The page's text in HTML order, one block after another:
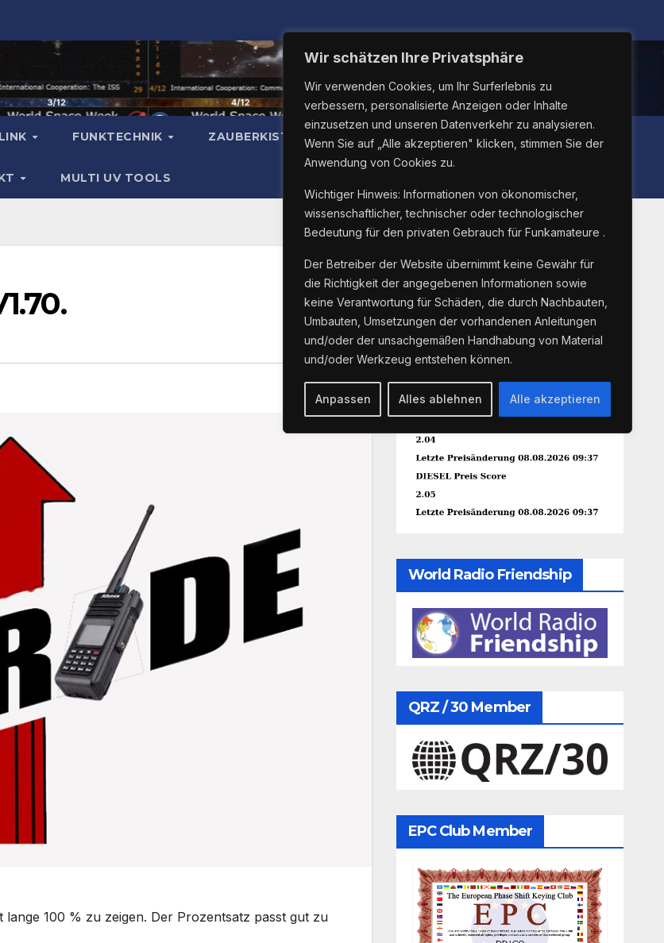
Wir schätzen Ihre Privatsphäre
Wir verwenden Cookies, um Ihr Surferlebnis zu
verbessern, personalisierte Anzeigen oder Inhalte
einzusetzen und unseren Datenverkehr zu analysieren.
Wenn Sie auf „Alle akzeptieren" klicken, stimmen Sie der
Anwendung von Cookies zu.
Wichtiger Hinweis: Informationen von ökonomischer,
wissenschaftlicher, technischer oder technologischer
Bedeutung für den privaten Gebrauch für Funkamateure .
Der Betreiber der Website übernimmt keine Gewähr für
die Richtigkeit der angegebenen Informationen sowie
keine Verantwortung für Schäden, die durch Nachbauten,
Umbauten, Umsetzungen der vorhandenen Anleitungen
und/oder der unsachgemäßen Handhabung von Material
und/oder Werkzeug entstehen können.
Anpassen Alles ablehnen Alle akzeptieren
FUNKTECHNIK ZAUBERKISTE LINUX26
MULTI UV TOOLS
100 % zu zeigen. Der Prozentsatz passt gut zu
Suche Innnerhalb Der
Webseite
World Radio Friendship
QRZ / 30 Member
EPC Club Member